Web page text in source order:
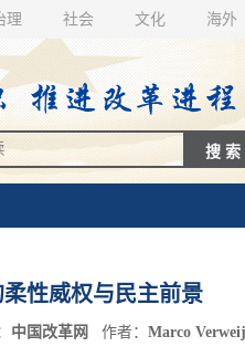
理 社会 文化 海外
性威权与民主前景
中国改革网 作者： Marco